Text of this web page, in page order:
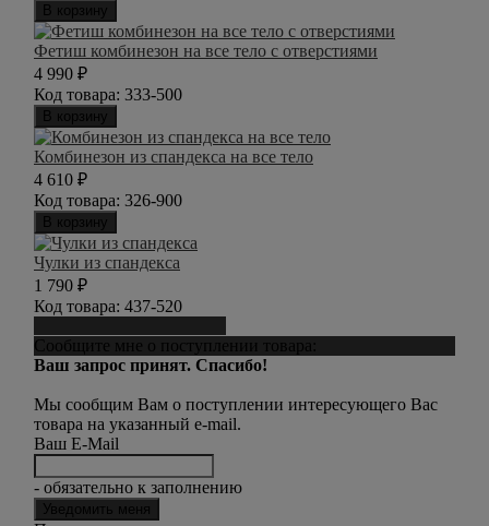
В корзину
Фетиш комбинезон на все тело с отверстиями
4 990 ₽
Код товара: 333-500
В корзину
Комбинезон из спандекса на все тело
4 610 ₽
Код товара: 326-900
В корзину
Чулки из спандекса
1 790 ₽
Код товара: 437-520
Сообщите мне о поступлении товара:
Ваш запрос принят. Спасибо!
Мы сообщим Вам о поступлении интересующего Вас
товара на указанный e-mail.
Ваш E-Mail
- обязательно к заполнению